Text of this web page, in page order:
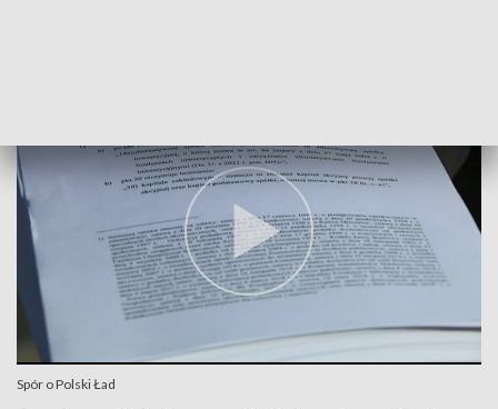
Spór o Polski Ład